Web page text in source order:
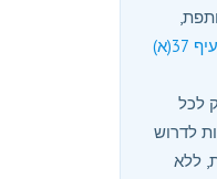
סעיף 37(א)
לכל
לדרוש
ללא